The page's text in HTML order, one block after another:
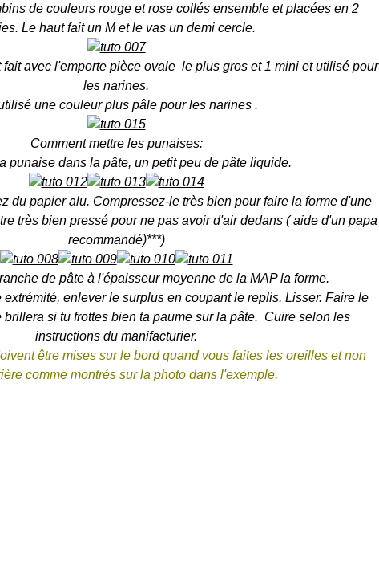
de couleurs rouge et rose collés ensemble et placées en 2
Le haut fait un M et le vas un demi cercle.
avec l'emporte pièce ovale le plus gros et 1 mini et utilisé pour
les narines.
une couleur plus pâle pour les narines .
Comment mettre les punaises:
punaise dans la pâte, un petit peu de pâte liquide.
du papier alu. Compressez-le très bien pour faire la forme d'une
très bien pressé pour ne pas avoir d'air dedans ( aide d'un papa
recommandé)***)
de pâte à l'épaisseur moyenne de la MAP la forme.
extrémité, enlever le surplus en coupant le replis. Lisser. Faire le
brillera si tu frottes bien ta paume sur la pâte. Cuire selon les
instructions du manifacturier.
être mises sur le bord quand vous faites les oreilles et non
comme montrés sur la photo dans l'exemple.